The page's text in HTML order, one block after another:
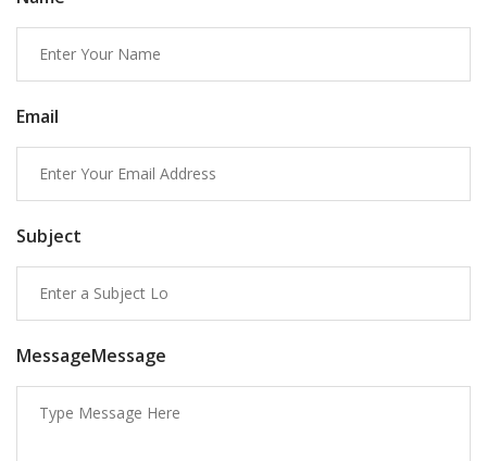
Email
Subject
MessageMessage